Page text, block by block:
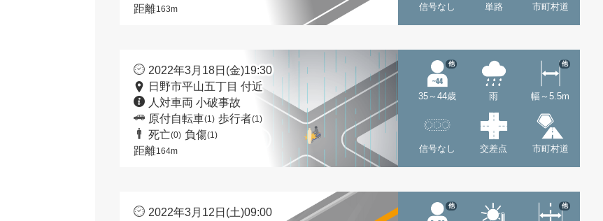
距離163m 信号なし 単路 市町村道
2022年3月18日(金)19:30
日野市平山五丁目 付近
人対車両 小破事故
原付自転車(1) 歩行者(1)
死亡(0) 負傷(1)
距離164m
35～44歳
他
雨 幅～5.5m
他
信号なし 交差点 市町村道
2022年3月12日(土)09:00
他 他